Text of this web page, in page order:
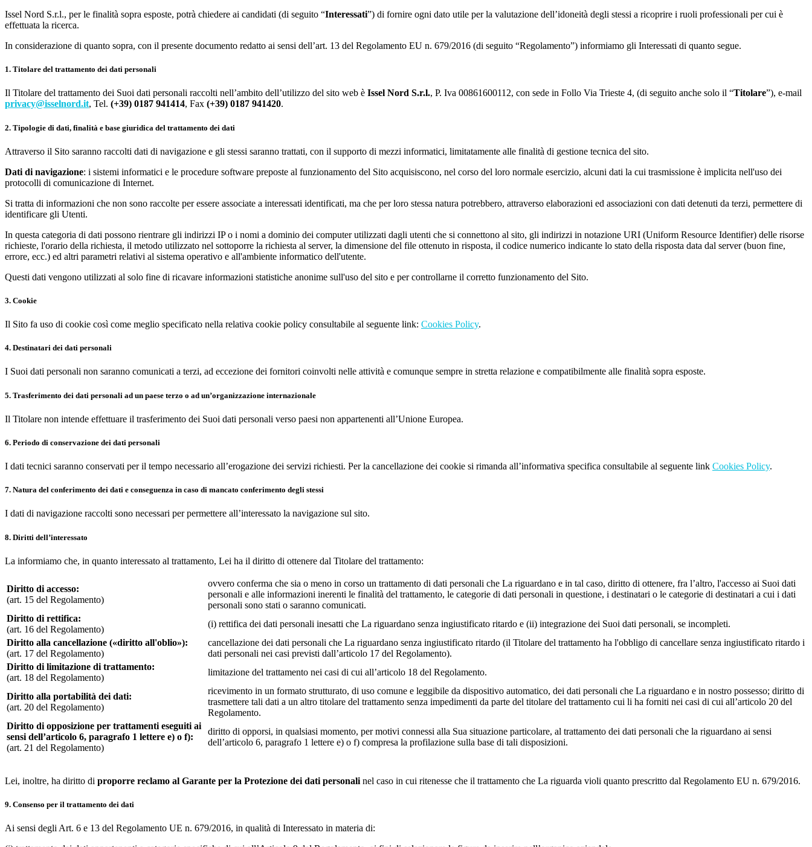
Issel Nord S.r.l., per le finalità sopra esposte, potrà chiedere ai candidati (di seguito “Interessati”) di fornire ogni dato utile per la valutazione dell’idoneità degli stessi a ricoprire i ruoli professionali per cui è
effettuata la ricerca.
In considerazione di quanto sopra, con il presente documento redatto ai sensi dell’art. 13 del Regolamento EU n. 679/2016 (di seguito “Regolamento”) informiamo gli Interessati di quanto segue.
1. Titolare del trattamento dei dati personali
Il Titolare del trattamento dei Suoi dati personali raccolti nell’ambito dell’utilizzo del sito web è Issel Nord S.r.l., P. Iva 00861600112, con sede in Follo Via Trieste 4, (di seguito anche solo il “Titolare”), e-mail
privacy@isselnord.it, Tel. (+39) 0187 941414, Fax (+39) 0187 941420.
2. Tipologie di dati, finalità e base giuridica del trattamento dei dati
Attraverso il Sito saranno raccolti dati di navigazione e gli stessi saranno trattati, con il supporto di mezzi informatici, limitatamente alle finalità di gestione tecnica del sito.
Dati di navigazione: i sistemi informatici e le procedure software preposte al funzionamento del Sito acquisiscono, nel corso del loro normale esercizio, alcuni dati la cui trasmissione è implicita nell'uso dei
protocolli di comunicazione di Internet.
Si tratta di informazioni che non sono raccolte per essere associate a interessati identificati, ma che per loro stessa natura potrebbero, attraverso elaborazioni ed associazioni con dati detenuti da terzi, permettere di
identificare gli Utenti.
In questa categoria di dati possono rientrare gli indirizzi IP o i nomi a dominio dei computer utilizzati dagli utenti che si connettono al sito, gli indirizzi in notazione URI (Uniform Resource Identifier) delle risorse
richieste, l'orario della richiesta, il metodo utilizzato nel sottoporre la richiesta al server, la dimensione del file ottenuto in risposta, il codice numerico indicante lo stato della risposta data dal server (buon fine,
errore, ecc.) ed altri parametri relativi al sistema operativo e all'ambiente informatico dell'utente.
Questi dati vengono utilizzati al solo fine di ricavare informazioni statistiche anonime sull'uso del sito e per controllarne il corretto funzionamento del Sito.
3. Cookie
Il Sito fa uso di cookie così come meglio specificato nella relativa cookie policy consultabile al seguente link: Cookies Policy.
4. Destinatari dei dati personali
I Suoi dati personali non saranno comunicati a terzi, ad eccezione dei fornitori coinvolti nelle attività e comunque sempre in stretta relazione e compatibilmente alle finalità sopra esposte.
5. Trasferimento dei dati personali ad un paese terzo o ad un’organizzazione internazionale
Il Titolare non intende effettuare il trasferimento dei Suoi dati personali verso paesi non appartenenti all’Unione Europea.
6. Periodo di conservazione dei dati personali
I dati tecnici saranno conservati per il tempo necessario all’erogazione dei servizi richiesti. Per la cancellazione dei cookie si rimanda all’informativa specifica consultabile al seguente link Cookies Policy.
7. Natura del conferimento dei dati e conseguenza in caso di mancato conferimento degli stessi
I dati di navigazione raccolti sono necessari per permettere all’interessato la navigazione sul sito.
8. Diritti dell’interessato
La informiamo che, in quanto interessato al trattamento, Lei ha il diritto di ottenere dal Titolare del trattamento:
Diritto di accesso:
(art. 15 del Regolamento)
ovvero conferma che sia o meno in corso un trattamento di dati personali che La riguardano e in tal caso, diritto di ottenere, fra l’altro, l'accesso ai Suoi dati
personali e alle informazioni inerenti le finalità del trattamento, le categorie di dati personali in questione, i destinatari o le categorie di destinatari a cui i dati
personali sono stati o saranno comunicati.
Diritto di rettifica:
(art. 16 del Regolamento)
(i) rettifica dei dati personali inesatti che La riguardano senza ingiustificato ritardo e (ii) integrazione dei Suoi dati personali, se incompleti.
Diritto alla cancellazione («diritto all'oblio»):
(art. 17 del Regolamento)
cancellazione dei dati personali che La riguardano senza ingiustificato ritardo (il Titolare del trattamento ha l'obbligo di cancellare senza ingiustificato ritardo i
dati personali nei casi previsti dall’articolo 17 del Regolamento).
Diritto di limitazione di trattamento:
(art. 18 del Regolamento)
limitazione del trattamento nei casi di cui all’articolo 18 del Regolamento.
Diritto alla portabilità dei dati:
(art. 20 del Regolamento)
ricevimento in un formato strutturato, di uso comune e leggibile da dispositivo automatico, dei dati personali che La riguardano e in nostro possesso; diritto di
trasmettere tali dati a un altro titolare del trattamento senza impedimenti da parte del titolare del trattamento cui li ha forniti nei casi di cui all’articolo 20 del
Regolamento.
Diritto di opposizione per trattamenti eseguiti ai
sensi dell’articolo 6, paragrafo 1 lettere e) o f):
(art. 21 del Regolamento)
diritto di opporsi, in qualsiasi momento, per motivi connessi alla Sua situazione particolare, al trattamento dei dati personali che la riguardano ai sensi
dell’articolo 6, paragrafo 1 lettere e) o f) compresa la profilazione sulla base di tali disposizioni.
Lei, inoltre, ha diritto di proporre reclamo al Garante per la Protezione dei dati personali nel caso in cui ritenesse che il trattamento che La riguarda violi quanto prescritto dal Regolamento EU n. 679/2016.
9. Consenso per il trattamento dei dati
Ai sensi degli Art. 6 e 13 del Regolamento UE n. 679/2016, in qualità di Interessato in materia di: